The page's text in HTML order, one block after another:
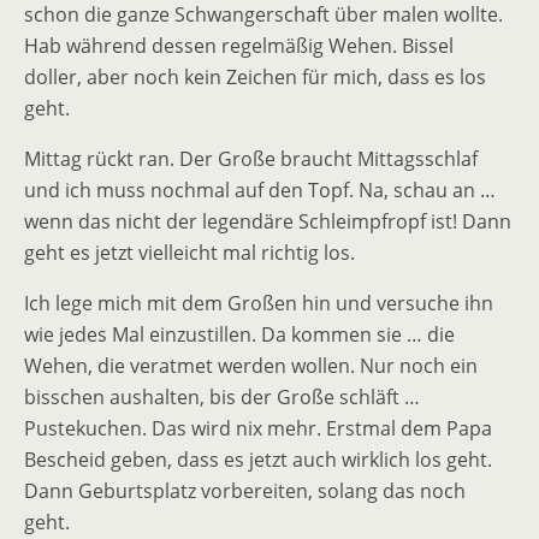
schon die ganze Schwangerschaft über malen wollte.
Hab während dessen regelmäßig Wehen. Bissel
doller, aber noch kein Zeichen für mich, dass es los
geht.
Mittag rückt ran. Der Große braucht Mittagsschlaf
und ich muss nochmal auf den Topf. Na, schau an …
wenn das nicht der legendäre Schleimpfropf ist! Dann
geht es jetzt vielleicht mal richtig los.
Ich lege mich mit dem Großen hin und versuche ihn
wie jedes Mal einzustillen. Da kommen sie … die
Wehen, die veratmet werden wollen. Nur noch ein
bisschen aushalten, bis der Große schläft …
Pustekuchen. Das wird nix mehr. Erstmal dem Papa
Bescheid geben, dass es jetzt auch wirklich los geht.
Dann Geburtsplatz vorbereiten, solang das noch
geht.